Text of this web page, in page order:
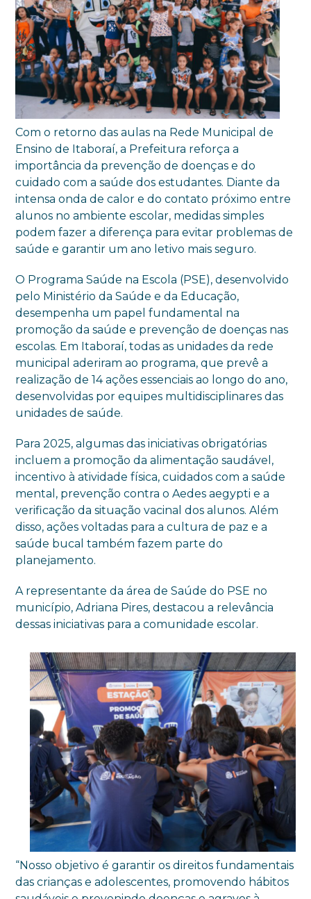
Com o retorno das aulas na Rede Municipal de
Ensino de Itaboraí, a Prefeitura reforça a
importância da prevenção de doenças e do
cuidado com a saúde dos estudantes. Diante da
intensa onda de calor e do contato próximo entre
alunos no ambiente escolar, medidas simples
podem fazer a diferença para evitar problemas de
saúde e garantir um ano letivo mais seguro.
O Programa Saúde na Escola (PSE), desenvolvido
pelo Ministério da Saúde e da Educação,
desempenha um papel fundamental na
promoção da saúde e prevenção de doenças nas
escolas. Em Itaboraí, todas as unidades da rede
municipal aderiram ao programa, que prevê a
realização de 14 ações essenciais ao longo do ano,
desenvolvidas por equipes multidisciplinares das
unidades de saúde.
Para 2025, algumas das iniciativas obrigatórias
incluem a promoção da alimentação saudável,
incentivo à atividade física, cuidados com a saúde
mental, prevenção contra o Aedes aegypti e a
verificação da situação vacinal dos alunos. Além
disso, ações voltadas para a cultura de paz e a
saúde bucal também fazem parte do
planejamento.
A representante da área de Saúde do PSE no
município, Adriana Pires, destacou a relevância
dessas iniciativas para a comunidade escolar.
“Nosso objetivo é garantir os direitos fundamentais
das crianças e adolescentes, promovendo hábitos